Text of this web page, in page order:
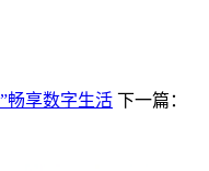
畅享数字生活 下一篇：